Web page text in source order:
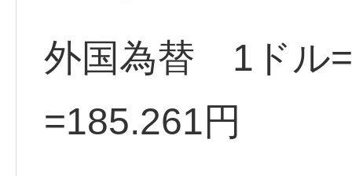
外国為替 1ドル
=185.261円